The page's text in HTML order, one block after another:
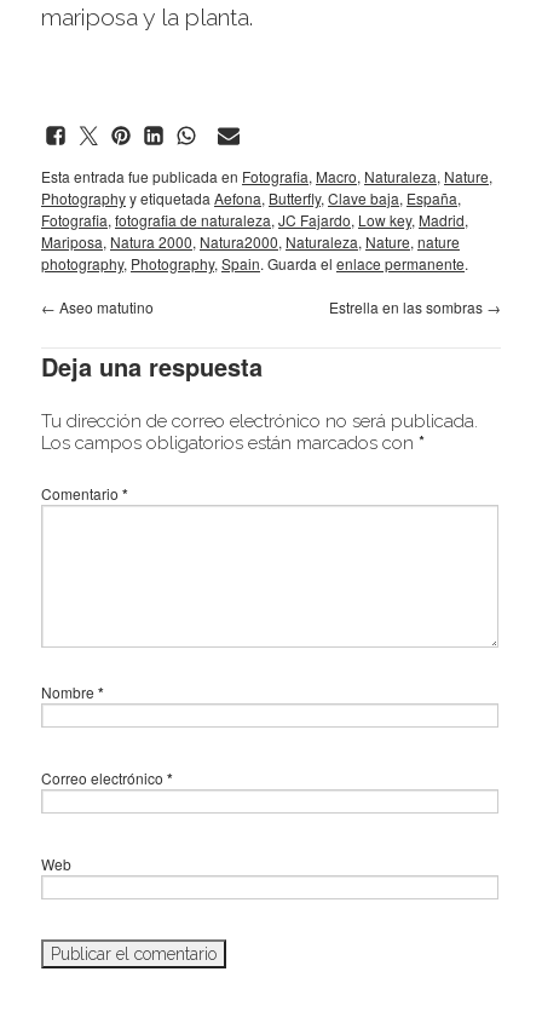
mariposa y la planta.
Esta entrada fue publicada en Fotografia, Macro, Naturaleza, Nature,
Photographyy etiquetada Aefona, Butterfly, Clave baja, España,
Fotografia, fotografia de naturaleza, JC Fajardo, Low key, Madrid,
Mariposa, Natura 2000, Natura2000, Naturaleza, Nature, nature
photography, Photography, Spain. Guarda el enlace permanente.
← Aseo matutino Estrella en las sombras →
Deja una respuesta
Tu dirección de correo electrónico no será publicada.
Los campos obligatorios están marcados con *
Comentario *
Nombre *
Correo electrónico *
Web